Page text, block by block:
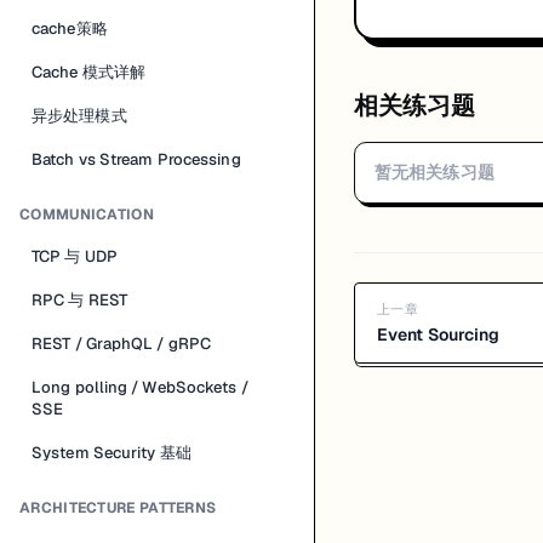
cache策略
Cache 模式详解
异步处理模式
Batch vs Stream Processing
COMMUNICATION
TCP 与 UDP
RPC 与 REST
REST / GraphQL / gRPC
Long polling / WebSockets /
SSE
System Security 基础
ARCHITECTURE PATTERNS
相关练习题
暂无相关练习题
上一章
Event Sourcing